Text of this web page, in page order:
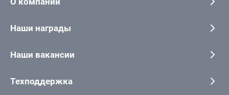
Наши награды
Наши вакансии
Техподдержка